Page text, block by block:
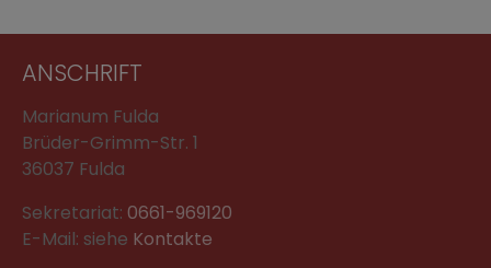
ANSCHRIFT
Marianum Fulda
Brüder-Grimm-Str. 1
36037 Fulda
Sekretariat: 0661-969120
E-Mail: siehe Kontakte